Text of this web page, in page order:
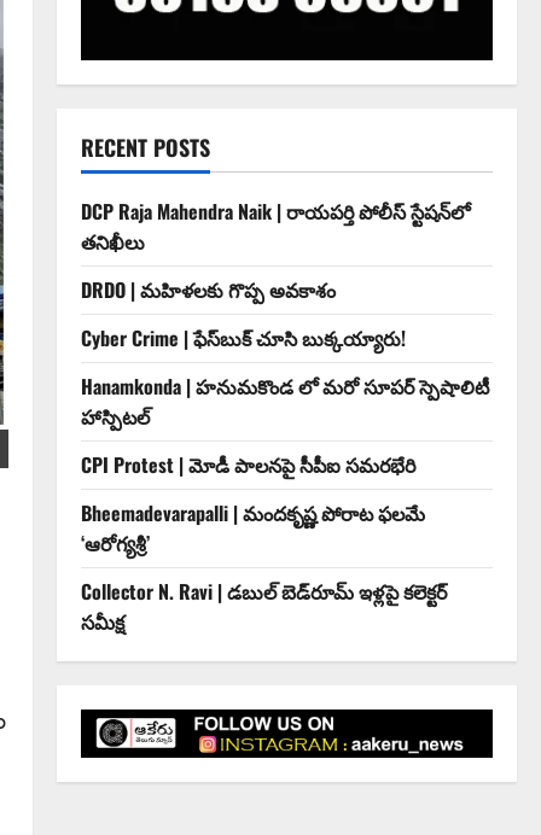
RECENT POSTS
DCP Raja Mahendra Naik | రాయపర్తి పోలీస్ స్టేషన్‌లో
తనిఖీలు
DRDO | మహిళలకు గొప్ప అవకాశం
Cyber Crime | ఫేస్‌బుక్‌ చూసి బుక్కయ్యారు!
Hanamkonda | హనుమకొండ లో మరో సూపర్ స్పెషాలిటీ
హాస్పిటల్
CPI Protest | మోడీ పాలనపై సీపీఐ సమరభేరి
Bheemadevarapalli | మందకృష్ణ పోరాట ఫలమే
‘ఆరోగ్యశ్రీ’
Collector N. Ravi | డబుల్ బెడ్‌రూమ్ ఇళ్లపై కలెక్టర్
సమీక్ష